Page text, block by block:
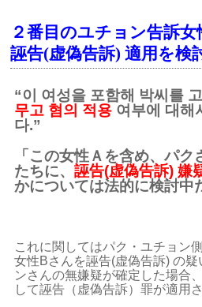
２番目のユチョン告訴
誣告(虚偽告訴) 適用を検
“이 여성을 포함해 박씨를
무고 혐의 적용 여부에 대해
다.”
「この女性Ａを含め、パ
たちに、誣告(虚偽告訴) 嫌
かについては法的に検討中
これに関してはパク・ユチョン
女性Bさんを誣告(虚偽告訴) の疑
ンさんの無嫌疑が確定した場合
して誣告（虚偽告訴）罪が適用